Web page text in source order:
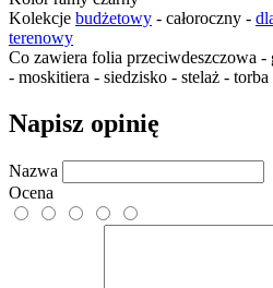
Kolekcje budżetowy - całoroczny -
terenowy
Co zawiera folia przeciwdeszczowa -
- moskitiera - siedzisko - stelaż -
Napisz opinię
Nazwa
Ocena